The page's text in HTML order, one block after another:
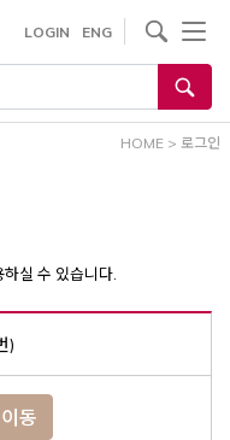
LOGIN ENG
HOME > 로그인
실 수 있습니다.
)
동